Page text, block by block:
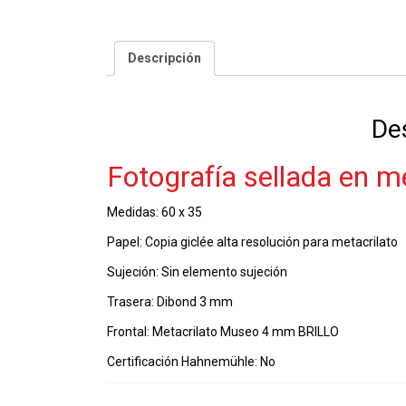
Descripción
Fotografía sellada en
Medidas: 60 x 35
Papel: Copia giclée alta resolución para metacrilato
Sujeción: Sin elemento sujeción
Trasera: Dibond 3 mm
Frontal: Metacrilato Museo 4 mm BRILLO
Certificación Hahnemühle: No